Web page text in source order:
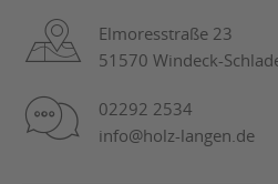
Elmoresstraße 23
51570 Windeck-
02292 2534
info@holz-langen.de